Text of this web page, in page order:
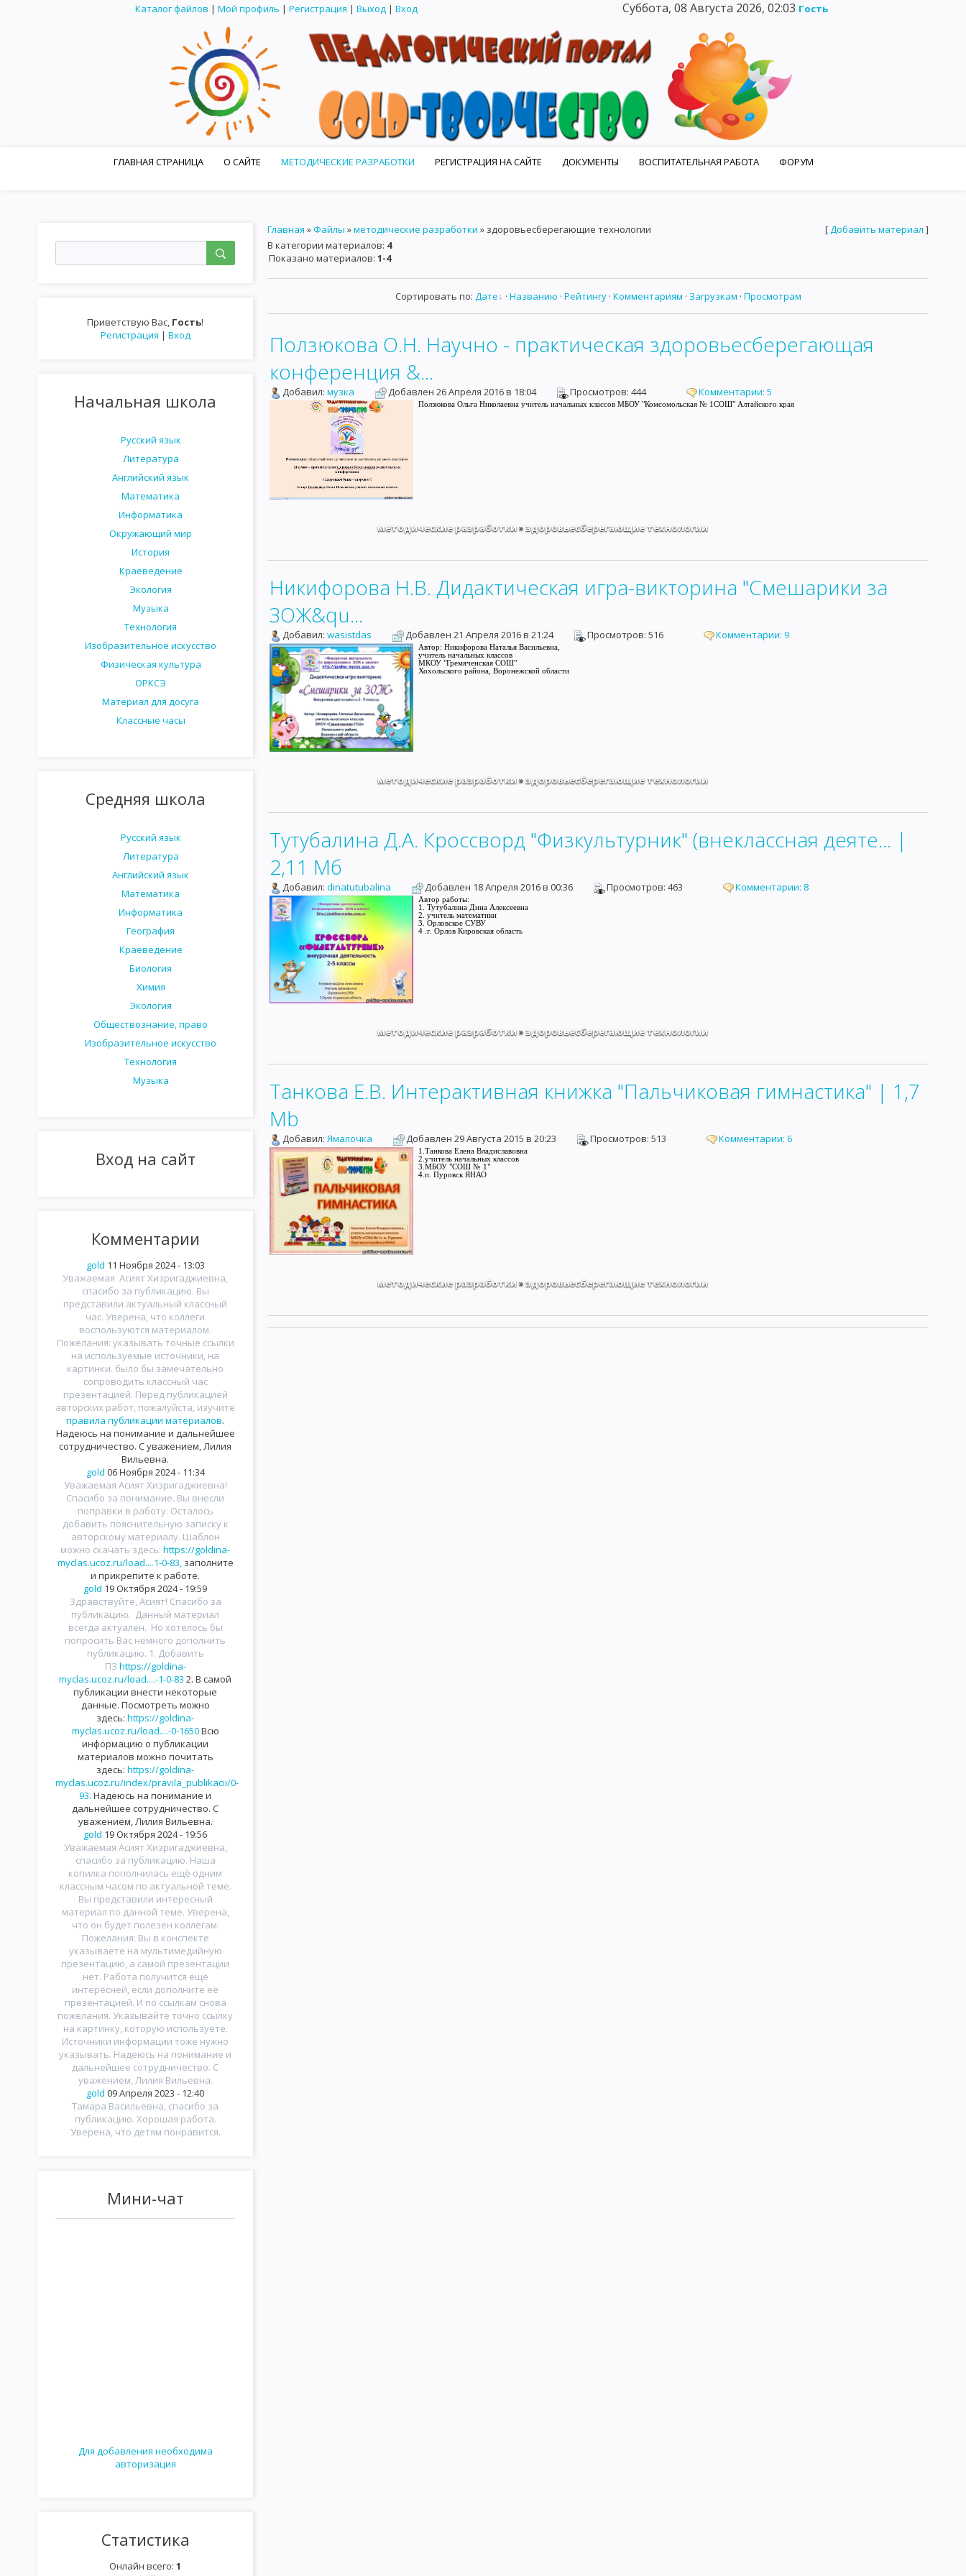
Каталог файлов | Мой профиль | Регистрация | Выход| Вход Суббота, 08 Августа 2026, 02:03 Гость
ГЛАВНАЯ СТРАНИЦА О САЙТЕ МЕТОДИЧЕСКИЕ РАЗРАБОТКИ РЕГИСТРАЦИЯ НА САЙТЕ ДОКУМЕНТЫ ВОСПИТАТЕЛЬНАЯ РАБОТА ФОРУМ
Приветствую Вас, Гость!
Регистрация | Вход
Начальная школа
Русский язык
Литература
Английский язык
Математика
Информатика
Окружающий мир
История
Краеведение
Экология
Музыка
Технология
Изобразительное искусство
Физическая культура
ОРКСЭ
Материал для досуга
Классные часы
Средняя школа
Русский язык
Литература
Английский язык
Математика
Информатика
География
Краеведение
Биология
Химия
Экология
Обществознание, право
Изобразительное искусство
Технология
Музыка
Вход на сайт
Комментарии
gold 11 Ноября 2024 - 13:03
Уважаемая Асият Хизригаджиевна,
спасибо за публикацию. Вы
представили актуальный классный
час. Уверена, что коллеги
воспользуются материалом.
Пожелания: указывать точные ссылки
на используемые источники, на
картинки. было бы замечательно
сопроводить классный час
презентацией. Перед публикацией
авторских работ, пожалуйста, изучите
правила публикации материалов.
Надеюсь на понимание и дальнейшее
сотрудничество. С уважением, Лилия
Вильевна.
gold 06 Ноября 2024 - 11:34
Уважаемая Асият Хизригаджиевна!
Спасибо за понимание. Вы внесли
поправки в работу. Осталось
добавить пояснительную записку к
авторскому материалу. Шаблон
можно скачать здесь: https://goldina-
myclas.ucoz.ru/load....1-0-83,заполните
и прикрепите к работе.
gold 19 Октября 2024 - 19:59
Здравствуйте, Асият! Спасибо за
публикацию. Данный материал
всегда актуален. Но хотелось бы
попросить Вас немного дополнить
публикацию. 1. Добавить
ПЗ https://goldina-
myclas.ucoz.ru/load....-1-0-83 2. В самой
публикации внести некоторые
данные. Посмотреть можно
здесь: https://goldina-
myclas.ucoz.ru/load....-0-1650Всю
информацию о публикации
материалов можно почитать
здесь: https://goldina-
myclas.ucoz.ru/index/pravila_publikacii/0-
93. Надеюсь на понимание и
дальнейшее сотрудничество. С
уважением, Лилия Вильевна.
gold 19 Октября 2024 - 19:56
Уважаемая Асият Хизригаджиевна,
спасибо за публикацию. Наша
копилка пополнилась ещё одним
классным часом по актуальной теме.
Вы представили интересный
материал по данной теме. Уверена,
что он будет полезен коллегам.
Пожелания: Вы в конспекте
указываете на мультимедийную
презентацию, а самой презентации
нет. Работа получится ещё
интересней, если дополните её
презентацией. И по ссылкам снова
пожелания. Указывайте точно ссылку
на картинку, которую используете.
Источники информации тоже нужно
указывать. Надеюсь на понимание и
дальнейшее сотрудничество. С
уважением, Лилия Вильевна.
gold 09 Апреля 2023 - 12:40
Тамара Васильевна, спасибо за
публикацию. Хорошая работа.
Уверена, что детям понравится.
Мини-чат
Для добавления необходима
авторизация
Статистика
Онлайн всего: 1
Главная »Файлы »методические разработки » здоровьесберегающие технологии [Добавить материал ]
В категории материалов: 4
Показано материалов: 1-4
Сортировать по: Дате · Названию · Рейтингу· Комментариям · Загрузкам · Просмотрам
Ползюкова О.Н. Научно - практическая здоровьесберегающая
конференция &...
Добавил: музка Добавлен 26 Апреля 2016 в 18:04 Просмотров: 444 Комментарии: 5
Ползюкова Ольга Николаевна учитель начальных классов МБОУ "Комсомольская № 1СОШ" Алтайского края
методические разработки»здоровьесберегающие технологии
Никифорова Н.В. Дидактическая игра-викторина "Смешарики за
ЗОЖ&qu...
Добавил: wasistdas Добавлен 21 Апреля 2016 в 21:24 Просмотров: 516 Комментарии: 9
Автор: Никифорова Наталья Васильевна,
учитель начальных классов
МКОУ "Гремяченская СОШ"
Хохольского района, Воронежской области
методические разработки»здоровьесберегающие технологии
Тутубалина Д.А. Кроссворд "Физкультурник" (внеклассная деяте... |
2,11 Мб
Добавил: dinatutubalina Добавлен 18 Апреля 2016 в 00:36 Просмотров: 463 Комментарии: 8
Автор работы:
1. Тутубалина Дина Алексеевна
2. учитель математики
3. Орловское СУВУ
4 .г. Орлов Кировская область
методические разработки»здоровьесберегающие технологии
Танкова Е.В. Интерактивная книжка "Пальчиковая гимнастика" | 1,7
Mb
Добавил: Ямалочка Добавлен 29 Августа 2015 в 20:23 Просмотров: 513 Комментарии: 6
1.Танкова Елена Владиславовна
2.учитель начальных классов
3.МБОУ "СОШ № 1"
4.п. Пуровск ЯНАО
методические разработки»здоровьесберегающие технологии